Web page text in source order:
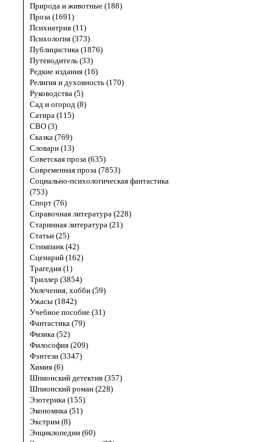
Природа и животные (188)
Проза (1691)
Психиатрия (11)
Психология (373)
Публицистика (1876)
Путеводитель (33)
Редкие издания (16)
Религия и духовность (170)
Руководства (5)
Сад и огород (8)
Сатира (115)
СВО (3)
Сказка (769)
Словари (13)
Советская проза (635)
Современная проза (7853)
Социально-психологическая фантастика
(753)
Спорт (76)
Справочная литература (228)
Старинная литература (21)
Статьи (25)
Стимпанк (42)
Сценарий (162)
Трагедия (1)
Триллер (3854)
Увлечения, хобби (59)
Ужасы (1842)
Учебное пособие (31)
Фантастика (79)
Физика (52)
Философия (209)
Фэнтези (3347)
Химия (6)
Шпионский детектив (357)
Шпионский роман (228)
Эзотерика (155)
Экономика (51)
Экстрим (8)
Энциклопедии (60)